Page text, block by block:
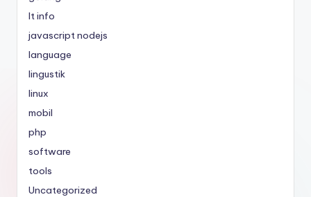
It info
javascript nodejs
language
lingustik
linux
mobil
php
software
tools
Uncategorized